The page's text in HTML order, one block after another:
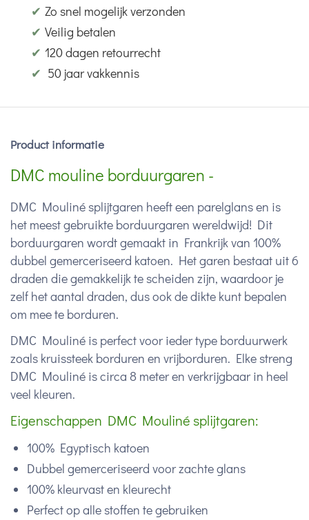
✔ Zo snel mogelijk verzonden
✔ Veilig betalen
✔ 120 dagen retourrecht
✔ 50 jaar vakkennis
Product informatie
DMC mouline borduurgaren -
DMC Mouliné splijtgaren heeft een parelglans en is
het meest gebruikte borduurgaren wereldwijd! Dit
borduurgaren wordt gemaakt in Frankrijk van 100%
dubbel gemerceriseerd katoen. Het garen bestaat uit 6
draden die gemakkelijk te scheiden zijn, waardoor je
zelf het aantal draden, dus ook de dikte kunt bepalen
om mee te borduren.
DMC Mouliné is perfect voor ieder type borduurwerk
zoals kruissteek borduren en vrijborduren. Elke streng
DMC Mouliné is circa 8 meter en verkrijgbaar in heel
veel kleuren.
Eigenschappen DMC Mouliné splijtgaren:
100% Egyptisch katoen
Dubbel gemerceriseerd voor zachte glans
100% kleurvast en kleurecht
Perfect op alle stoffen te gebruiken